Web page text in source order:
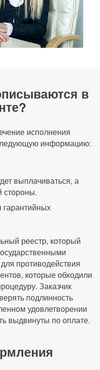
в
исполнения
информацию:
выплачиваться, а
стороны.
гарантийных
реестр, который
противодействия
которые обходили
Заказчик
подлинность
удовлетворении
выдвинуты по оплате.